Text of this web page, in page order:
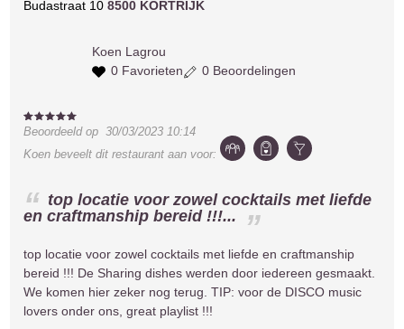
Budastraat 108500 KORTRIJK
Koen Lagrou
0 Favorieten
0 Beoordelingen
Beoordeeld op30/03/2023 10:14
Koen beveelt dit restaurant aan voor:
top locatie voor zowel cocktails met liefde
en craftmanship bereid !!!...
top locatie voor zowel cocktails met liefde en craftmanship
bereid !!! De Sharing dishes werden door iedereen gesmaakt.
We komen hier zeker nog terug. TIP: voor de DISCO music
lovers onder ons, great playlist !!!